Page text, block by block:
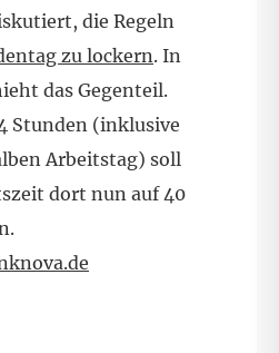
die Regeln
zu lockern. In
das Gegenteil.
Stunden (inklusive
Arbeitstag) soll
dort nun auf 40